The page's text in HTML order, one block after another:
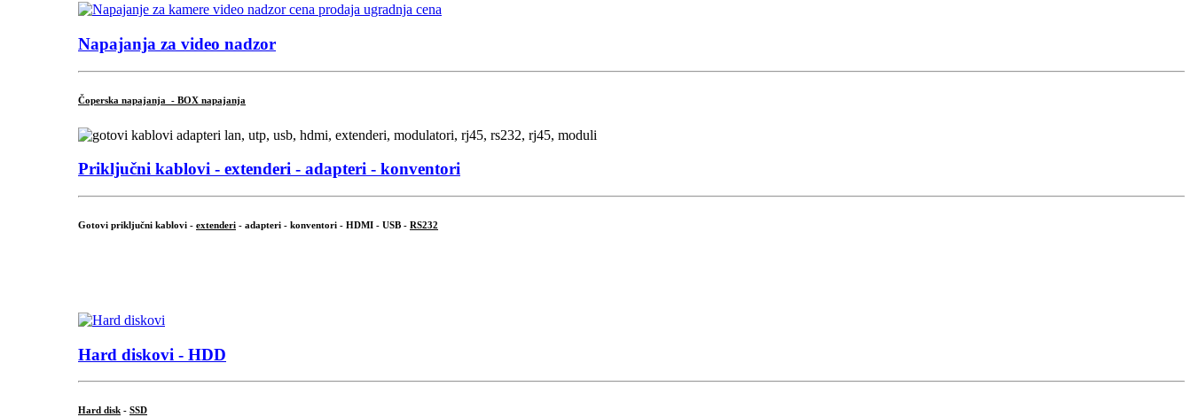
Napajanja za video nadzor
Čoperska napajanja - BOX napajanja
Priključni kablovi - extenderi - adapteri - konventori
Gotovi priključni kablovi - extenderi - adapteri - konventori - HDMI - USB - RS232
Hard diskovi - HDD
Hard disk - SSD